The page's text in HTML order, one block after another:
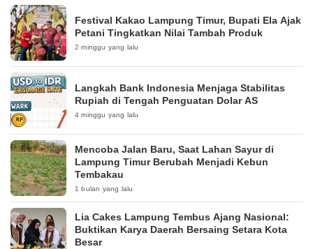
‎Festival Kakao Lampung Timur, Bupati Ela Ajak
Petani Tingkatkan Nilai Tambah Produk
2 minggu yang lalu
Langkah Bank Indonesia Menjaga Stabilitas
Rupiah di Tengah Penguatan Dolar AS
4 minggu yang lalu
Mencoba Jalan Baru, Saat Lahan Sayur di
Lampung Timur Berubah Menjadi Kebun
Tembakau
1 bulan yang lalu
Lia Cakes Lampung Tembus Ajang Nasional:
Buktikan Karya Daerah Bersaing Setara Kota
Besar